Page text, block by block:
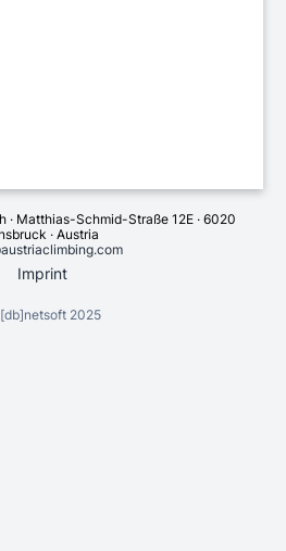
· Matthias-Schmid-Straße 12E · 6020
· Austria
Imprint
[db]netsoft2025